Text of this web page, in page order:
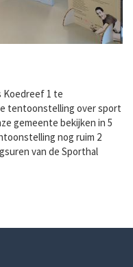
Koedreef 1 te
tentoonstelling over sport
gemeente bekijken in 5
nog ruim 2
van de Sporthal